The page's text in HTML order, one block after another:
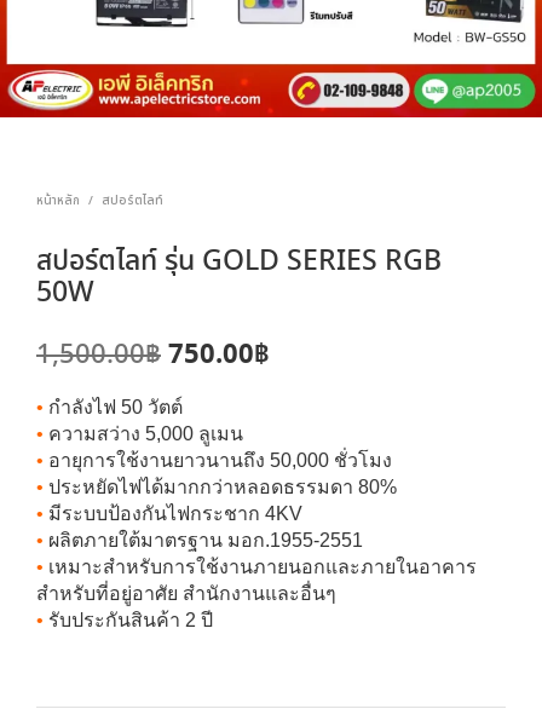
หน้าหลัก / สปอร์ตไลท์
สปอร์ตไลท์ รุ่น GOLD SERIES RGB
50W
1,500.00฿Original
price
was:
1,500.00฿.
750.00฿
750.00฿.
• กำลังไฟ 50 วัตต์
• ความสว่าง 5,000 ลูเมน
• อายุการใช้งานยาวนานถึง 50,000 ชั่วโมง
• ประหยัดไฟได้มากกว่าหลอดธรรมดา 80%
• มีระบบป้องกันไฟกระชาก 4KV
• ผลิตภายใต้มาตรฐาน มอก.1955-2551
• เหมาะสำหรับการใช้งานภายนอกและภายในอาคาร
สำหรับที่อยู่อาศัย สำนักงานและอื่นๆ
• รับประกันสินค้า 2 ปี